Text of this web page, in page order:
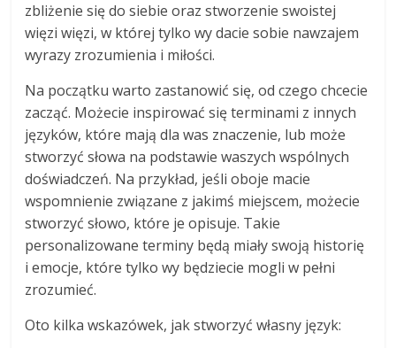
zbliżenie się do siebie oraz stworzenie swoistej
więzi więzi, w której tylko wy dacie sobie nawzajem
wyrazy zrozumienia i miłości.
Na początku warto zastanowić się, od czego chcecie
zacząć. Możecie inspirować się terminami z innych
języków, które mają dla was znaczenie, lub może
stworzyć słowa na podstawie waszych wspólnych
doświadczeń. Na przykład, jeśli oboje macie
wspomnienie związane z jakimś miejscem, możecie
stworzyć słowo, które je opisuje. Takie
personalizowane terminy będą miały swoją historię
i emocje, które tylko wy będziecie mogli w pełni
zrozumieć.
Oto kilka wskazówek, jak stworzyć własny język: